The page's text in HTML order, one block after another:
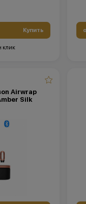
Купить
клик
Airwrap
Silk